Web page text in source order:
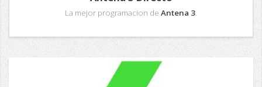
La mejor programacion de Antena 3.